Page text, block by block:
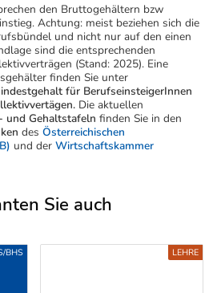
den Bruttogehältern bzw
Achtung: meist beziehen sich die
und nicht nur auf den einen
sind die entsprechenden
(Stand: 2025). Eine
finden Sie unter
für BerufseinsteigerInnen
Die aktuellen
und Gehaltstafeln finden Sie in den
des Österreichischen
und der Wirtschaftskammer
Sie auch
BHS LEHRE